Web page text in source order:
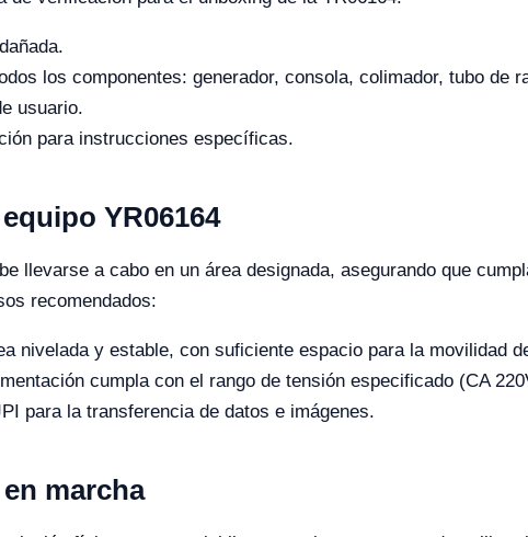
los componentes: generador, consola, colimador, tubo de
usuario.
para instrucciones específicas.
YR06164
llevarse a cabo en un área designada, asegurando que
recomendados:
nivelada y estable, con suficiente espacio para la movilidad
cumpla con el rango de tensión especificado (CA
para la transferencia de datos e imágenes.
marcha